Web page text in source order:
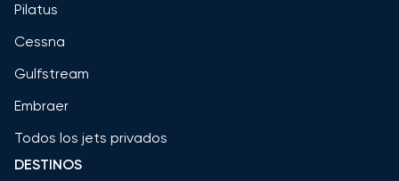
Pilatus
Cessna
Gulfstream
Embraer
Todos los jets privados
DESTINOS